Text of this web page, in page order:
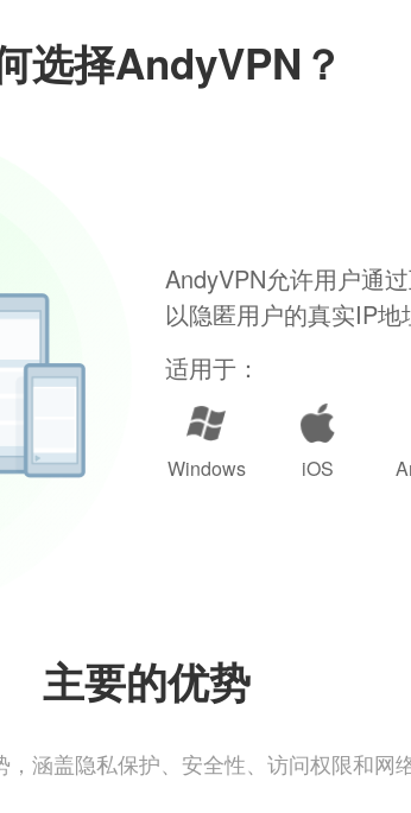
选择AndyVPN？
AndyVPN允许用户通
以隐匿用户的真实IP地
适用于：
Windows iOS
主要的优势
涵盖隐私保护、安全性、访问权限和网